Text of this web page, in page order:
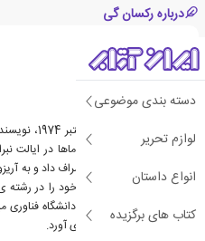
دسته بندی موضوعی
لوازم تحریر
انواع داستان
کتاب های برگزیده
درباره رکسان گی
رکسان گی،
آمریکایی است. گی در اوماها در ایالت
حضور یافت اما از آنجا انصراف داد و به
و مدرک کارشناسی ارشد خود را در
دکتری را در سال 2010 از
دانشگاه ایلینوی شرقی روی آورد.